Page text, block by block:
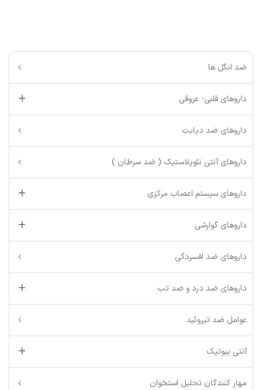
ضد انگل ها
داروهای قلبی- عروقی
داروهای ضد دیابت
داروهای آنتی نئوپلاستیک ( ضد سرطان )
داروهای سیستم اعصاب مرکزی
داروهای گوارشی
داروهای ضد افسردگی
داروهای ضد درد و ضد تب
عوامل ضد تیروئید
آنتی بیوتیک
مهار کنندگان تحلیل استخوان